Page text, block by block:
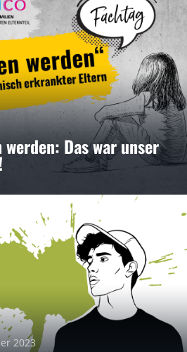
werden: Das war unser
2023